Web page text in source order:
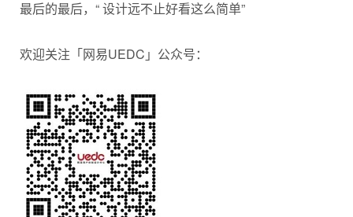
最后的最后，“ 设计远不止好看这么简单”
欢迎关注「网易UEDC」公众号：